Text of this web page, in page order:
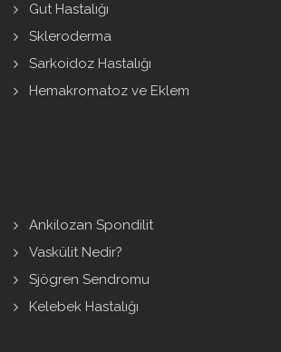
Gut Hastalığı
Skleroderma
Sarkoidoz Hastalığı
Hemakromatoz ve Eklem
Ankilozan Spondilit
Vaskülit Nedir?
Sjögren Sendromu
Kelebek Hastalığı